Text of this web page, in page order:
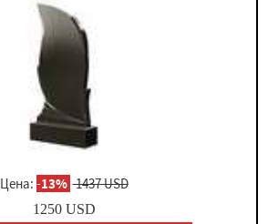
Цена: -13% 1437 USD
1250USD